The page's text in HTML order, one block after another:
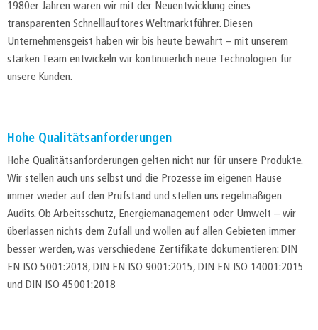
1980er Jahren waren wir mit der Neuentwicklung eines
transparenten Schnelllauftores Weltmarktführer. Diesen
Unternehmensgeist haben wir bis heute bewahrt – mit unserem
starken Team entwickeln wir kontinuierlich neue Technologien für
unsere Kunden.
Hohe Qualitätsanforderungen
Hohe Qualitätsanforderungen gelten nicht nur für unsere Produkte.
Wir stellen auch uns selbst und die Prozesse im eigenen Hause
immer wieder auf den Prüfstand und stellen uns regelmäßigen
Audits. Ob Arbeitsschutz, Energiemanagement oder Umwelt – wir
überlassen nichts dem Zufall und wollen auf allen Gebieten immer
besser werden, was verschiedene Zertifikate dokumentieren: DIN
EN ISO 5001:2018, DIN EN ISO 9001:2015, DIN EN ISO 14001:2015
und DIN ISO 45001:2018